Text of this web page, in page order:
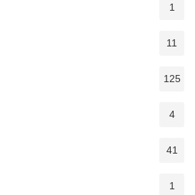
1
11
125
4
41
1